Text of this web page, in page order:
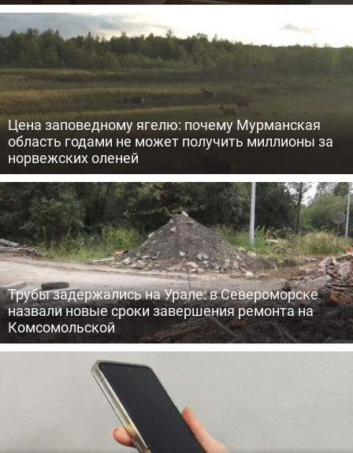
Цена заповедному ягелю: почему Мурманская
область годами не может получить миллионы за
норвежских оленей
Трубы задержались на Урале: в Североморске
назвали новые сроки завершения ремонта на
Комсомольской